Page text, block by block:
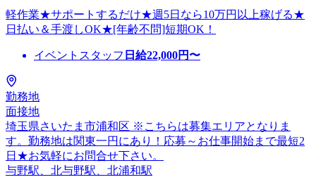
軽作業★サポートするだけ★週5日なら10万円以上稼げる★
日払い＆手渡しOK★[年齢不問]短期OK！
イベントスタッフ 日給22,000円〜
勤務地
面接地
埼玉県さいたま市浦和区 ※こちらは募集エリアとなりま
す。勤務地は関東一円にあり！応募～お仕事開始まで最短2
日★お気軽にお問合せ下さい。
与野駅、北与野駅、北浦和駅